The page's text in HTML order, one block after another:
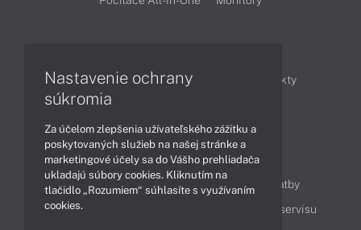
Obchodné informácie
Produkty
Obsah
Ako nakupovať
Možnosti doručenia a platby
Podpora a servis
Cenník servisu
Nastavenie ochrany
súkromia
Za účelom zlepšenia užívateľského zážitku a
poskytovaných služieb na našej stránke a
marketingové účely sa do Vášho prehliadača
ukladajú súbory cookies. Kliknutím na
tlačidlo „Rozumiem“ súhlasíte s využívaním
cookies.